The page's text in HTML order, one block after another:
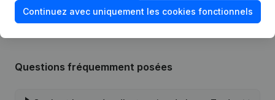
Questions fréquemment posées
Continuez avec uniquement les cookies fonctionnels